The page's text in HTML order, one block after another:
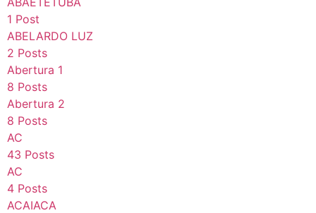
1 Post
ABELARDO LUZ
2 Posts
Abertura 1
8 Posts
Abertura 2
8 Posts
AC
43 Posts
AC
4 Posts
ACAIACA